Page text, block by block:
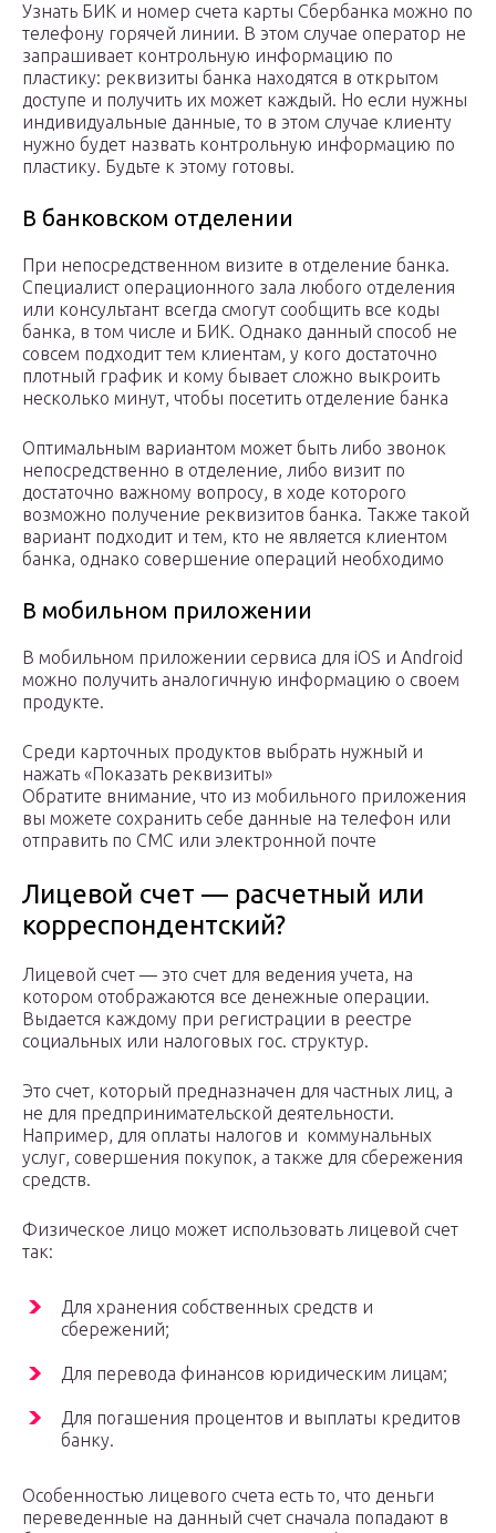
Узнать БИК и номер счета карты Сбербанка можно по
телефону горячей линии. В этом случае оператор не
запрашивает контрольную информацию по
пластику: реквизиты банка находятся в открытом
доступе и получить их может каждый. Но если нужны
индивидуальные данные, то в этом случае клиенту
нужно будет назвать контрольную информацию по
пластику. Будьте к этому готовы.
В банковском отделении
При непосредственном визите в отделение банка.
Специалист операционного зала любого отделения
или консультант всегда смогут сообщить все коды
банка, в том числе и БИК. Однако данный способ не
совсем подходит тем клиентам, у кого достаточно
плотный график и кому бывает сложно выкроить
несколько минут, чтобы посетить отделение банка
Оптимальным вариантом может быть либо звонок
непосредственно в отделение, либо визит по
достаточно важному вопросу, в ходе которого
возможно получение реквизитов банка. Также такой
вариант подходит и тем, кто не является клиентом
банка, однако совершение операций необходимо
В мобильном приложении
В мобильном приложении сервиса для iOS и Android
можно получить аналогичную информацию о своем
продукте.
Среди карточных продуктов выбрать нужный и
нажать «Показать реквизиты»
Обратите внимание, что из мобильного приложения
вы можете сохранить себе данные на телефон или
отправить по СМС или электронной почте
Лицевой счет — расчетный или
корреспондентский?
Лицевой счет — это счет для ведения учета, на
котором отображаются все денежные операции.
Выдается каждому при регистрации в реестре
социальных или налоговых гос. структур.
Это счет, который предназначен для частных лиц, а
не для предпринимательской деятельности.
Например, для оплаты налогов и коммунальных
услуг, совершения покупок, а также для сбережения
средств.
Физическое лицо может использовать лицевой счет
так:
Для хранения собственных средств и
сбережений;
Для перевода финансов юридическим лицам;
Для погашения процентов и выплаты кредитов
банку.
Особенностью лицевого счета есть то, что деньги
переведенные на данный счет сначала попадают в